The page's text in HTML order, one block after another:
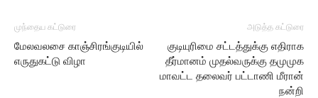
முந்தைய கட்டுரை
மேலவலசை காஞ்சிரங்குடியில்
எருதுகட்டு விழா
அடுத்த கட்டுரை
குடியுரிமை சட்டத்துக்கு எதிராக
தீர்மானம் முதல்வருக்கு தமுமுக
மாவட்ட தலைவர் பட்டாணி மீரான்
நன்றி